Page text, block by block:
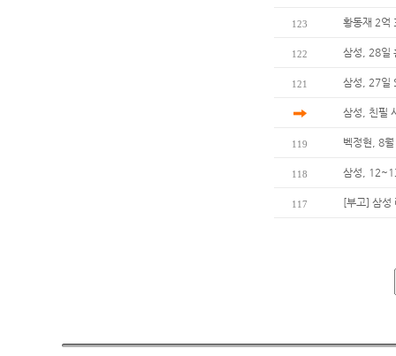
123 황동재 2억
122 삼성, 28일
121 삼성, 27일
삼성, 친필
119 벡정현, 8
118 삼성,
117 [부고] 삼성